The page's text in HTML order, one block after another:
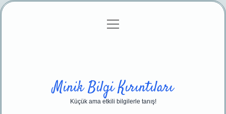
Gizlilik Politikası
menüyü
Minik Bilgi Kırıntıları
Küçük ama etkili bilgilerle tanış!